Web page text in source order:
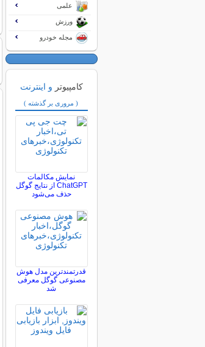
علمی
ورزش
مجله خودرو
کامپیوتر و اینترنت
( مروری بر گذشته )
نمایش مکالمات
ChatGPT از نتایج گوگل
حذف می‌شود
قدرتمندترین مدل هوش
مصنوعی گوگل معرفی
شد